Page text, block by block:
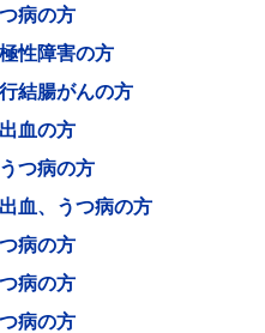
病の方
性障害の方
結腸がんの方
血の方
つ病の方
血、うつ病の方
病の方
病の方
病の方